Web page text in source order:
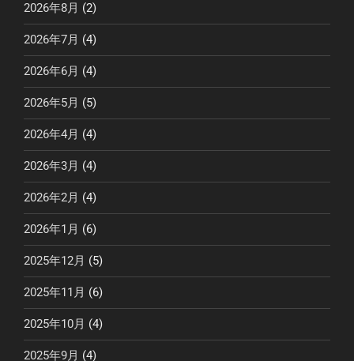
2026年8月 (2)
2026年7月 (4)
2026年6月 (4)
2026年5月 (5)
2026年4月 (4)
2026年3月 (4)
2026年2月 (4)
2026年1月 (6)
2025年12月 (5)
2025年11月 (6)
2025年10月 (4)
2025年9月 (4)